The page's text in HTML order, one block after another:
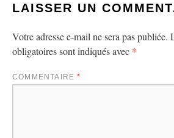
LAISSER UN
Votre adresse e-mail ne sera pas publiée.
obligatoires sont indiqués avec *
COMMENTAIRE*